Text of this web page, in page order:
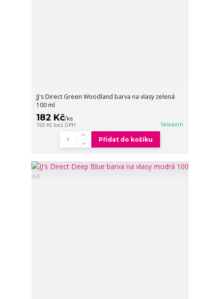
JJ's Direct Green Woodland barva na vlasy zelená
100 ml
182 Kč/ks
150 Kč bez DPH Skladem
Přidat do košíku